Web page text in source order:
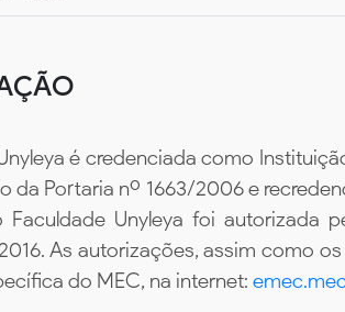
é credenciada como
da Portaria nº 1663/2006 e
Faculdade Unyleya foi
As autorizações, assim como
do MEC, na internet: